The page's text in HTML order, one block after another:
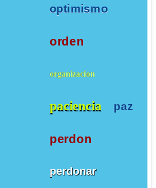
optimismo
orden
organizacion
paciencia paz
perdon
perdonar